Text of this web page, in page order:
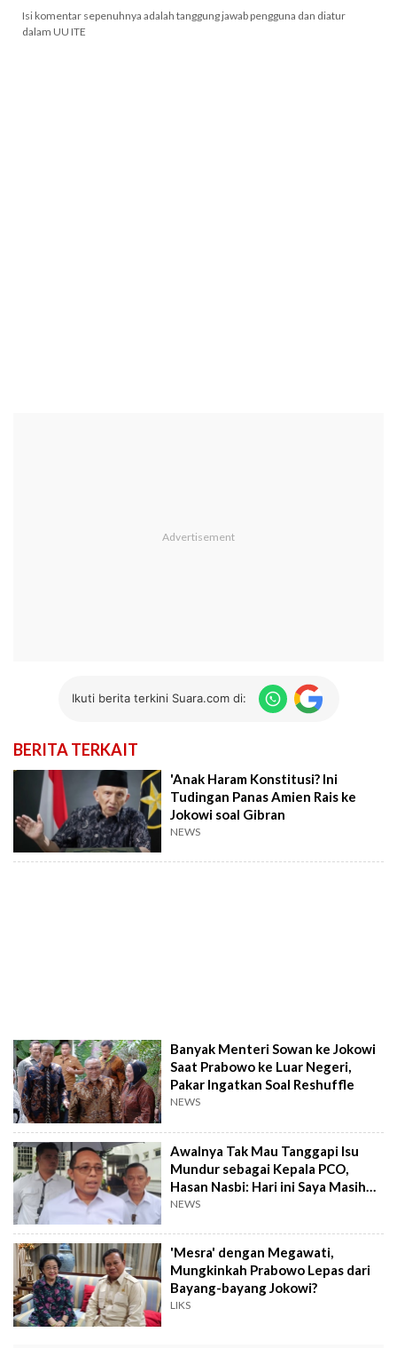
Isi komentar sepenuhnya adalah tanggung jawab pengguna dan diatur
dalam UU ITE
Ikuti berita terkini Suara.com di:
BERITA TERKAIT
'Anak Haram Konstitusi? Ini
Tudingan Panas Amien Rais ke
Jokowi soal Gibran
NEWS
Banyak Menteri Sowan ke Jokowi
Saat Prabowo ke Luar Negeri,
Pakar Ingatkan Soal Reshuffle
NEWS
Awalnya Tak Mau Tanggapi Isu
Mundur sebagai Kepala PCO,
Hasan Nasbi: Hari ini Saya Masih
Ngantor
NEWS
'Mesra' dengan Megawati,
Mungkinkah Prabowo Lepas dari
Bayang-bayang Jokowi?
LIKS